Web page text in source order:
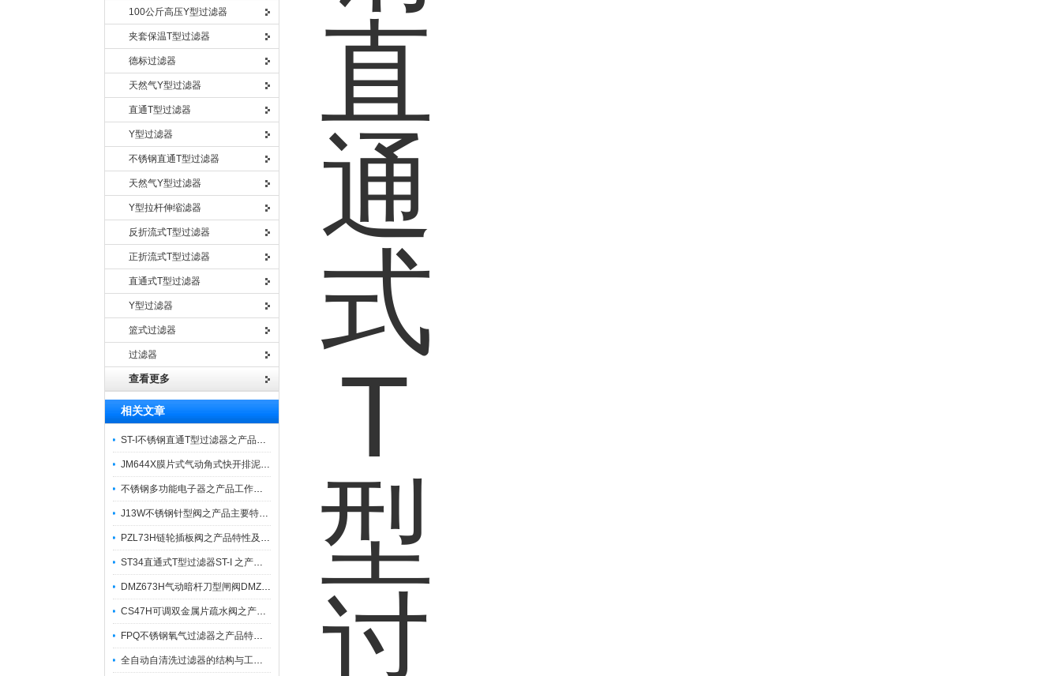
100公斤高压Y型过滤器
夹套保温T型过滤器
德标过滤器
天然气Y型过滤器
直通T型过滤器
Y型过滤器
不锈钢直通T型过滤器
天然气Y型过滤器
Y型拉杆伸缩滤器
反折流式T型过滤器
正折流式T型过滤器
直通式T型过滤器
Y型过滤器
篮式过滤器
过滤器
查看更多
相关文章
ST-I不锈钢直通T型过滤器之产品特性有哪些？
JM644X膜片式气动角式快开排泥阀之产品特性与参数应用
不锈钢多功能电子器之产品工作原理
J13W不锈钢针型阀之产品主要特点及连接尺寸
PZL73H链轮插板阀之产品特性及注意事项
ST34直通式T型过滤器ST-I 之产品适用范围及工作介质
DMZ673H气动暗杆刀型闸阀DMZ673FXY之产品特点与性能
CS47H可调双金属片疏水阀之产品工作原理及特点
FPQ不锈钢氧气过滤器之产品特点及结构特性分类
全自动自清洗过滤器的结构与工作原理